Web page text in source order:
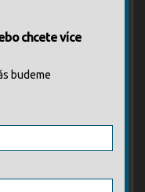
chcete více
budeme